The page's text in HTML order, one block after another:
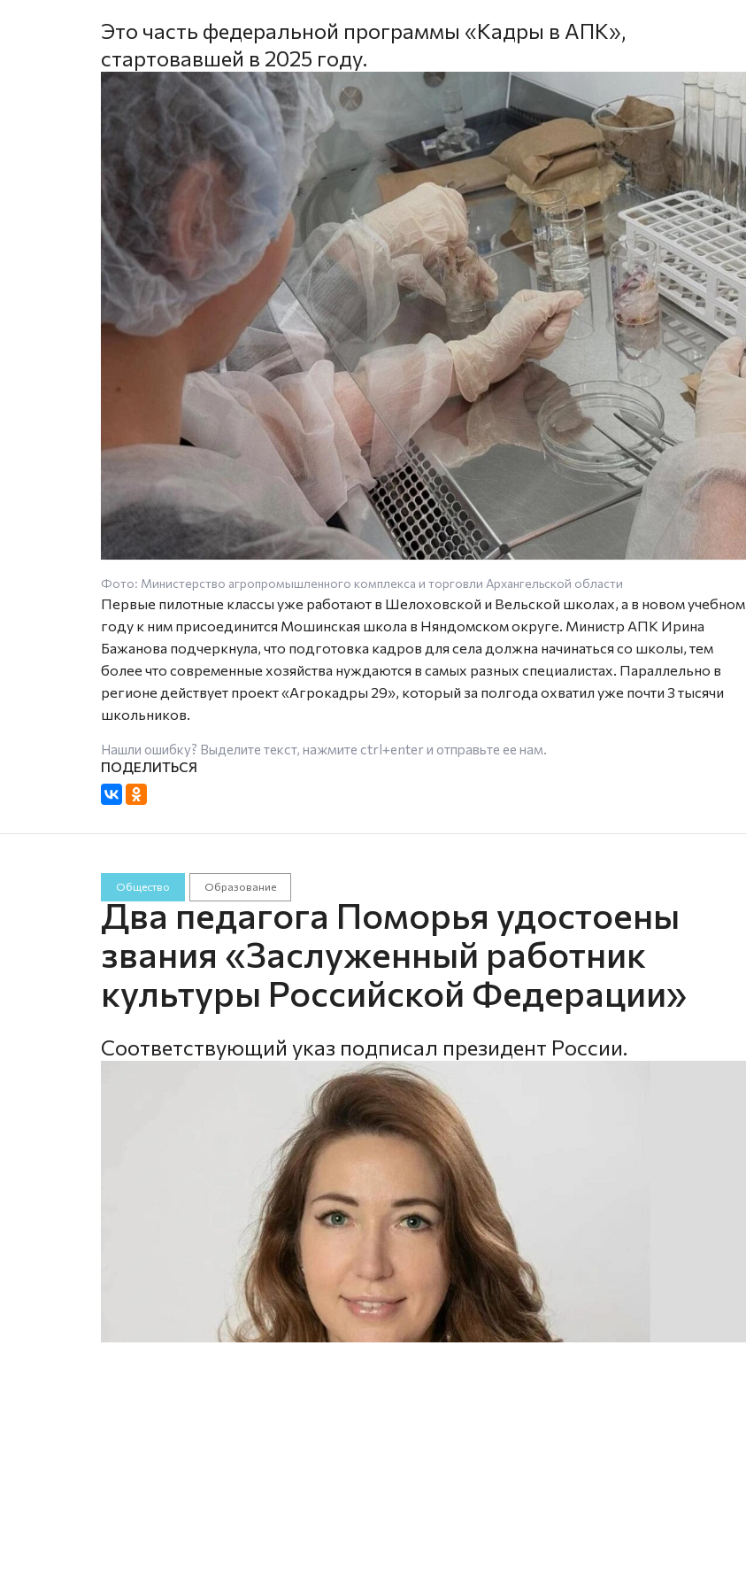
Это часть федеральной программы «Кадры в АПК»,
стартовавшей в 2025 году.
Фото: Министерство агропромышленного комплекса и торговли Архангельской области
Первые пилотные классы уже работают в Шелоховской и Вельской школах, а в новом учебном
году к ним присоединится Мошинская школа в Няндомском округе. Министр АПК Ирина
Бажанова подчеркнула, что подготовка кадров для села должна начинаться со школы, тем
более что современные хозяйства нуждаются в самых разных специалистах. Параллельно в
регионе действует проект «Агрокадры 29», который за полгода охватил уже почти 3 тысячи
школьников.
Нашли ошибку? Выделите текст, нажмите ctrl+enterи отправьте ее нам.
Общество Образование
Два педагога Поморья удостоены
звания «Заслуженный работник
культуры Российской Федерации»
Соответствующий указ подписал президент России.